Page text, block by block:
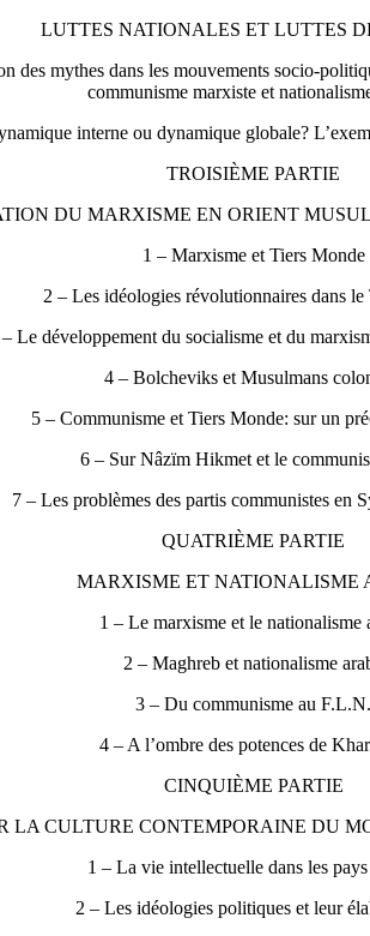
LUTTES NATIONALES ET LUTTES
des mythes dans les mouvements socio-
communisme marxiste et
interne ou dynamique globale?
TROISIÈME PARTIE
DU MARXISME EN ORIENT
1 – Marxisme et Tiers Monde
2 – Les idéologies révolutionnaires dans
Le développement du socialisme et du
4 – Bolcheviks et Musulmans
5 – Communisme et Tiers Monde: sur un
6 – Sur Nâzïm Hikmet et le
7 – Les problèmes des partis communistes en
QUATRIÈME PARTIE
MARXISME ET NATIONALISME
1 – Le marxisme et le nationalisme
2 – Maghreb et nationalisme
3 – Du communisme au F.L.N.
4 – A l’ombre des potences de
CINQUIÈME PARTIE
LA CULTURE CONTEMPORAINE DU
1 – La vie intellectuelle dans les pays
2 – Les idéologies politiques et leur